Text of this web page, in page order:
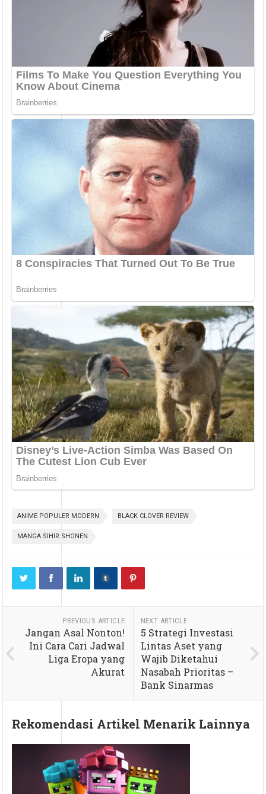
ANIME POPULER MODERN BLACK CLOVER REVIEW
MANGA SIHIR SHONEN
PREVIOUS ARTICLE
Jangan Asal Nonton!
Ini Cara Cari Jadwal
Liga Eropa yang
Akurat
NEXT ARTICLE
5 Strategi Investasi
Lintas Aset yang
Wajib Diketahui
Nasabah Prioritas –
Bank Sinarmas
Rekomendasi Artikel Menarik Lainnya